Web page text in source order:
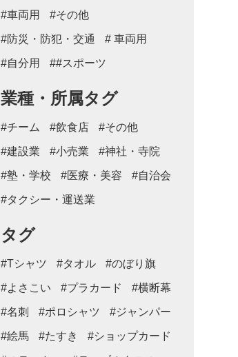
#車両用 #その他
#防災・防犯・交通 # 車両用
#自分用 ##スポーツ
業種・所属タグ
#チーム #飲食店 #その他
#建設業 #小売業 #神社・寺院
#塾・学校 #医療・美容 #自治会
#タクシー・運送業
タグ
#Tシャツ #タオル #のぼり旗
#よさこい #プラカード #横断幕
#名刺 #ポロシャツ #ジャンパー
#絵馬 #たすき #ショップカード